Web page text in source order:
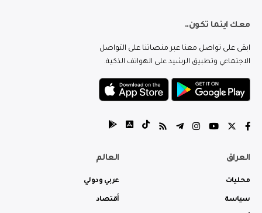
معك اينما تكون..
ابقى على تواصل معنا عبر منصاتنا على التواصل
الاجتماعي وتطبيق الرشيد على الهواتف الذكية.
العراق
محليات
سياسة
العالم
عربي ودولي
أقتصاد